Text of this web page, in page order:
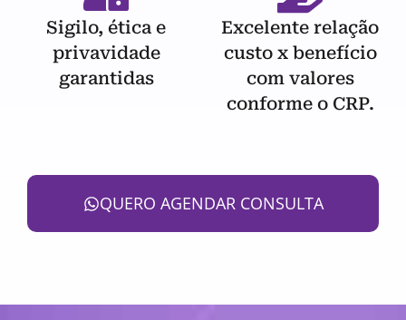
Sigilo, ética e
privavidade
garantidas
Excelente relação
custo x benefício
com valores
conforme o CRP.
QUERO AGENDAR CONSULTA